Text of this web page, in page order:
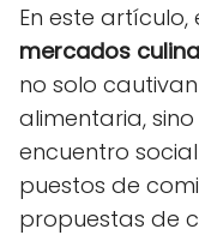
En este
mercados
no solo
alimentaria,
encuentro
puestos de
propuestas de